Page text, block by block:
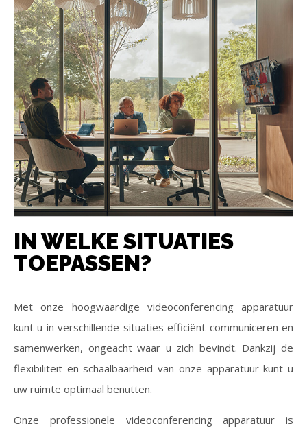
IN WELKE SITUATIES
TOEPASSEN?
Met onze hoogwaardige videoconferencing apparatuur
kunt u in verschillende situaties efficiënt communiceren en
samenwerken, ongeacht waar u zich bevindt. Dankzij de
flexibiliteit en schaalbaarheid van onze apparatuur kunt u
uw ruimte optimaal benutten.
Onze professionele videoconferencing apparatuur is